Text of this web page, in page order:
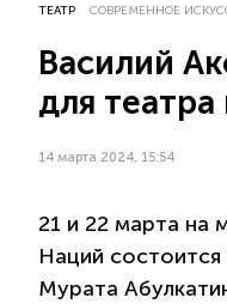
ТЕАТР СОВРЕМЕННОЕ
Василий
для театра
14 марта 2024, 15:54
21 и 22 марта на
Наций
Мурата